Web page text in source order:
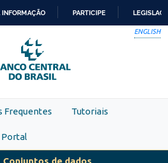
PARA
O
CONTEÚDO
INFORMAÇÃO PARTICIPE
ENGLISH
Frequentes Tutoriais
Portal